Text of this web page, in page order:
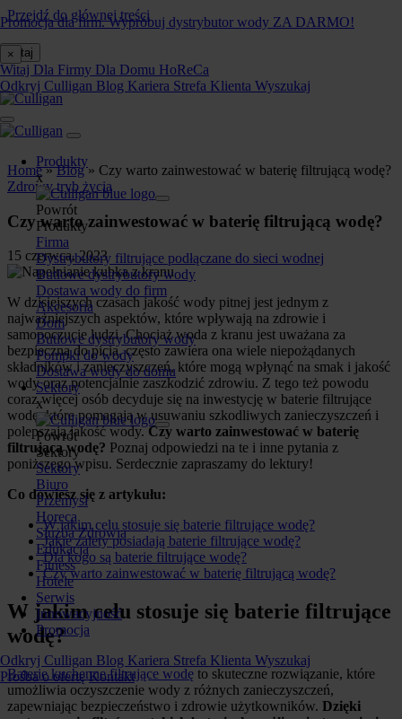
Przejdź do głównej treści
Promocja dla firm. Wypróbuj dystrybutor wody ZA DARMO!
×
Witaj
Witaj Dla Firmy Dla Domu HoReCa
Odkryj Culligan Blog Kariera Strefa Klienta Wyszukaj
Produkty
x
Powrót
Produkty
Firma
Dystrybutory filtrujące podłączane do sieci wodnej
Butlowe dystrybutory wody
Dostawa wody do firm
Akcesoria
Dom
Butlowe dystrybutory wody
Pompki do wody
Dostawa wody do domu
Sektory
x
Powrót
Sektory
Sektory
Biuro
Przemysł
Horeca
Służba Zdrowia
Edukacja
Fitness
Hotele
Serwis
Innowacyjność
Promocja
Odkryj Culligan Blog Kariera Strefa Klienta Wyszukaj
Prośba o ofertę Kontakt
Home»Blog» Czy warto zainwestować w baterię filtrującą wodę?
Zdrowy tryb życia
Czy warto zainwestować w baterię filtrującą wodę?
15 czerwca, 2023
W dzisiejszych czasach jakość wody pitnej jest jednym z
najważniejszych aspektów, które wpływają na zdrowie i
samopoczucie ludzi. Chociaż woda z kranu jest uważana za
bezpieczną do picia, często zawiera ona wiele niepożądanych
składników i zanieczyszczeń, które mogą wpłynąć na smak i jakość
wody oraz potencjalnie zaszkodzić zdrowiu. Z tego też powodu
coraz więcej osób decyduje się na inwestycję w baterie filtrujące
wodę, które pomagają w usuwaniu szkodliwych zanieczyszczeń i
polepszają jakość wody.Czy warto zainwestować w baterię
filtrującą wodę? Poznaj odpowiedzi na te i inne pytania z
poniższego wpisu. Serdecznie zapraszamy do lektury!
Co dowiesz się z artykułu:
W jakim celu stosuje się baterie filtrujące wodę?
Jakie zalety posiadają baterie filtrujące wodę?
Dla kogo są baterie filtrujące wodę?
Czy warto zainwestować w baterię filtrującą wodę?
W jakim celu stosuje się baterie filtrujące
wodę?
Baterie kuchenne filtrujące wodę to skuteczne rozwiązanie, które
umożliwia oczyszczenie wody z różnych zanieczyszczeń,
zapewniając bezpieczeństwo i zdrowie użytkowników. Dzięki